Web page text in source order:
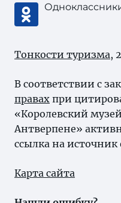
Тонкости туризма,
В соответствии с
правах при
«Королевский
Антверпене»
ссылка на источник
Карта сайта